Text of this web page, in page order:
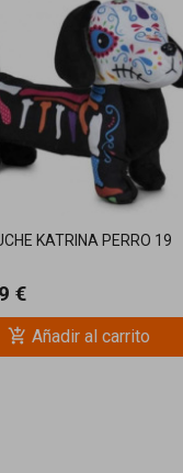
KATRINA PERRO 19
€
add_shopping_cart Añadir al carrito